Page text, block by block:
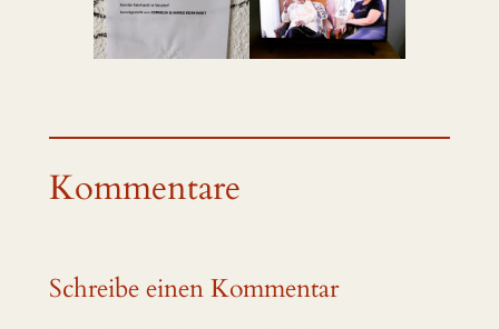
Kommentare
Schreibe einen Kommentar